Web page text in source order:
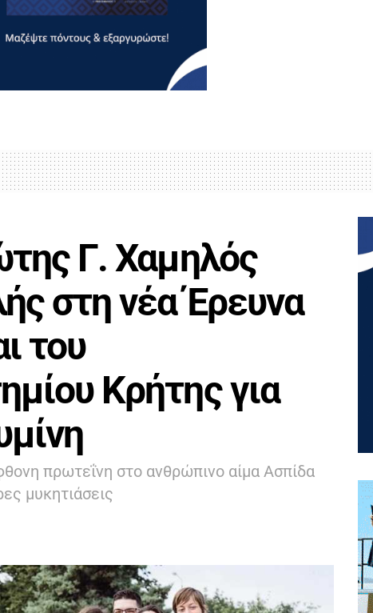
Γ. Χαμηλός
στη νέα Έρευνα
του
Κρήτης για
πρωτεΐνη στο ανθρώπινο αίμα Ασπίδα
μυκητιάσεις